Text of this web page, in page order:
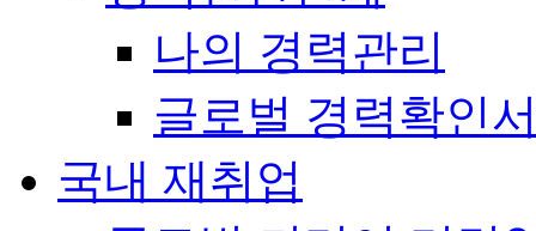
나의 경력관리
글로벌 경력확인
국내 재취업